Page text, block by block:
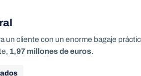
un cliente con un enorme bagaje
1,97 millones de euros.